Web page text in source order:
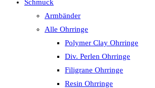
Schmuck
Armbänder
Alle Ohrringe
Polymer Clay Ohrringe
Div. Perlen Ohrringe
Filigrane Ohrringe
Resin Ohrringe